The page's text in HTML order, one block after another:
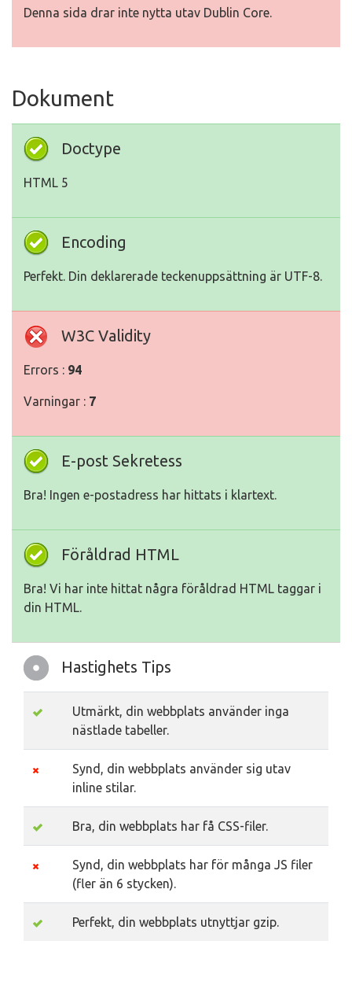
Denna sida drar inte nytta utav Dublin Core.
Dokument
Doctype
HTML 5
Encoding
Perfekt. Din deklarerade teckenuppsättning är UTF-8.
W3C Validity
Errors : 94
Varningar : 7
E-post Sekretess
Bra! Ingen e-postadress har hittats i klartext.
Föråldrad HTML
Bra! Vi har inte hittat några föråldrad HTML taggar i
din HTML.
Hastighets Tips
Utmärkt, din webbplats använder inga
nästlade tabeller.
Synd, din webbplats använder sig utav
inline stilar.
Bra, din webbplats har få CSS-filer.
Synd, din webbplats har för många JS filer
(fler än 6 stycken).
Perfekt, din webbplats utnyttjar gzip.